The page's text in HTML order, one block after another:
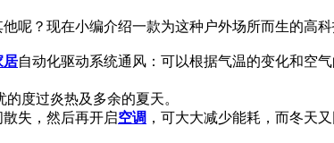
呢？现在小编介绍一款为这种户外场所而生的高
居自动化驱动系统通风：可以根据气温的变化和空
度过炎热及多余的夏天。
失，然后再开启空调 ，可大大减少能耗，而冬天